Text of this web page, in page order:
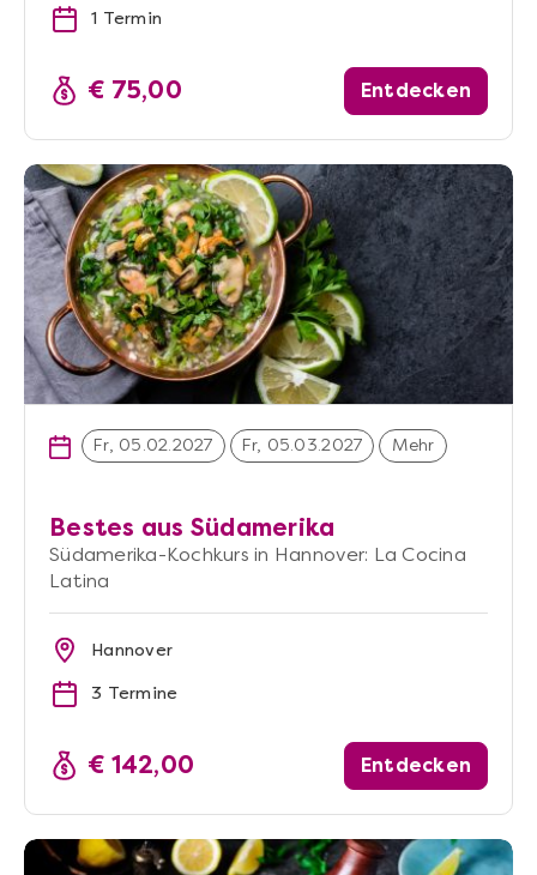
1 Termin
€ 75,00 Entdecken
Fr, 05.02.2027 Fr, 05.03.2027 Mehr
Bestes aus Südamerika
Südamerika-Kochkurs in Hannover: La Cocina
Latina
Hannover
3 Termine
€ 142,00 Entdecken